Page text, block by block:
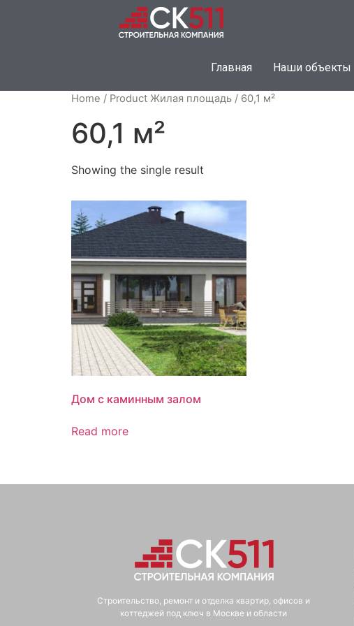
Главная Наши объекты
Home / Product Жилая площадь / 60,1 м²
60,1 м²
Showing the single result
Дом с каминным залом
Read more
Строительство, ремонт и отделка квартир, офисов и
коттеджей под ключ в Москве и области